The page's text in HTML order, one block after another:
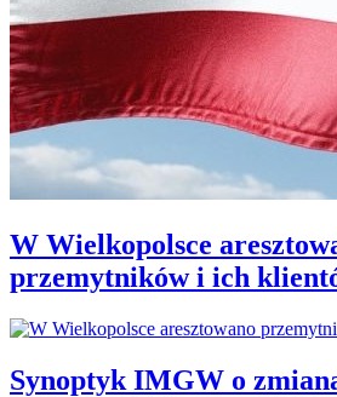
W Wielkopolsce
przemytników i ich
Synoptyk IMGW o